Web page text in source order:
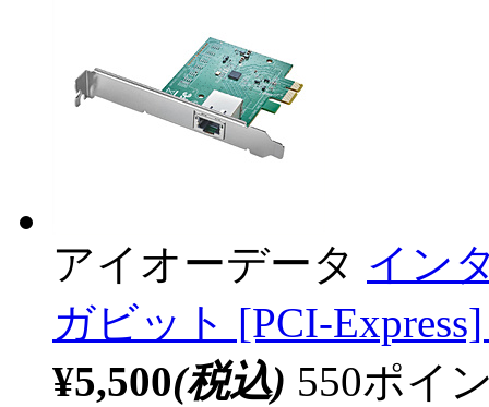
アイオーデータ イン
ガビット [PCI-
¥5,500(税込) 550ポイ